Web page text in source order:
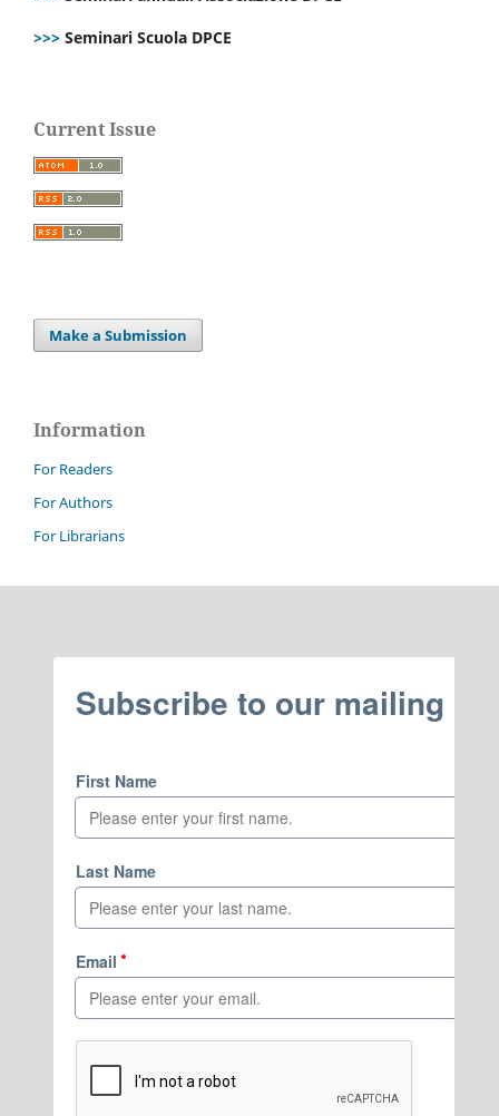
>>> Seminari Scuola DPCE
Current Issue
Make a Submission
Information
For Readers
For Authors
For Librarians